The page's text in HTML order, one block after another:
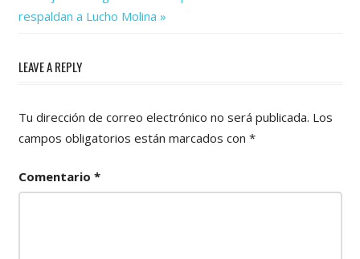
entradas
Post:
respaldan a Lucho Molina
LEAVE A REPLY
Tu dirección de correo electrónico no será publicada. Los
campos obligatorios están marcados con *
Comentario *